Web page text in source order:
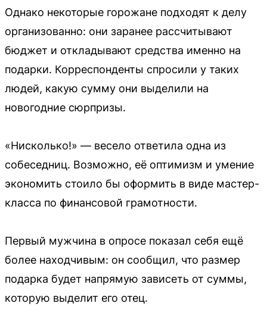
Однако некоторые горожане подходят к делу
организованно: они заранее рассчитывают
бюджет и откладывают средства именно на
подарки. Корреспонденты спросили у таких
людей, какую сумму они выделили на
новогодние сюрпризы.
«Нисколько!» — весело ответила одна из
собеседниц. Возможно, её оптимизм и умение
экономить стоило бы оформить в виде мастер-
класса по финансовой грамотности.
Первый мужчина в опросе показал себя ещё
более находчивым: он сообщил, что размер
подарка будет напрямую зависеть от суммы,
которую выделит его отец.